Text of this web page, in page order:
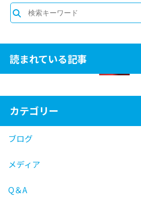
読まれている記事
カテゴリー
ブログ
メディア
Q＆A